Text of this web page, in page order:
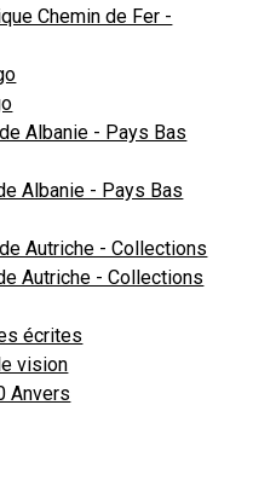
Chemin de Fer -
Albanie - Pays Bas
Albanie - Pays Bas
Autriche - Collections
Autriche - Collections
écrites
vision
Anvers